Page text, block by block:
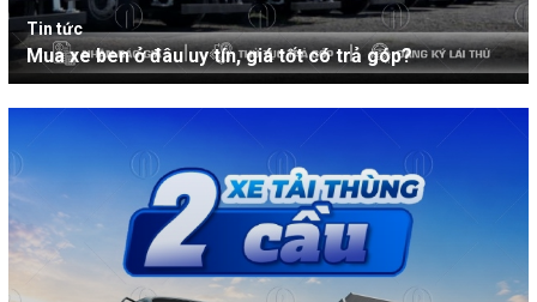
Tin tức
Mua xe ben ở đâu uy tín, giá tốt có trả góp?